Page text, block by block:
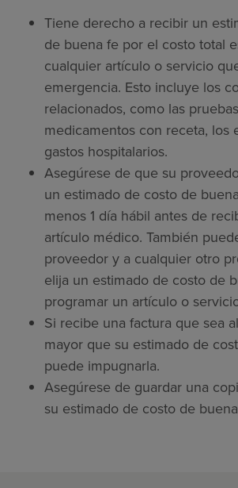
Tiene derecho a recibir un
de buena fe por el costo total
cualquier artículo o servicio
emergencia. Esto incluye los
relacionados, como las
medicamentos con receta, los
gastos hospitalarios.
Asegúrese de que su
un estimado de costo de
menos 1 día hábil antes de
artículo médico. También
proveedor y a cualquier otro
elija un estimado de costo de
programar un artículo o
Si recibe una factura que sea
mayor que su estimado de
puede impugnarla.
Asegúrese de guardar una
su estimado de costo de